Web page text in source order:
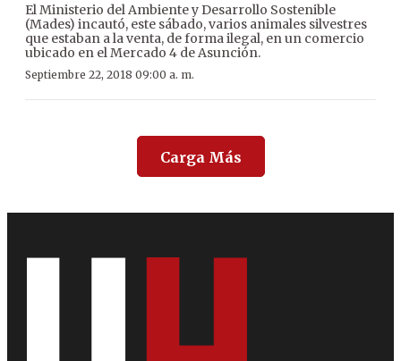
El Ministerio del Ambiente y Desarrollo Sostenible
(Mades) incautó, este sábado, varios animales silvestres
que estaban a la venta, de forma ilegal, en un comercio
ubicado en el Mercado 4 de Asunción.
Septiembre 22, 2018 09:00 a. m.
Carga Más